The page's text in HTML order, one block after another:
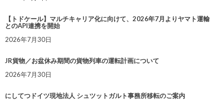
【トドケール】マルチキャリア化に向けて、2026年7月よりヤマト運輸
とのAPI連携を開始
2026年7月30日
JR貨物／お盆休み期間の貨物列車の運転計画について
2026年7月30日
にしてつドイツ現地法人 シュツットガルト事務所移転のご案内